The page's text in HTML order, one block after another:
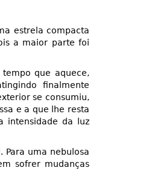
estrela compacta
a maior parte foi
que aquece,
finalmente
se consumiu,
e a que lhe resta
intensidade da luz
Para uma nebulosa
sofrer mudanças